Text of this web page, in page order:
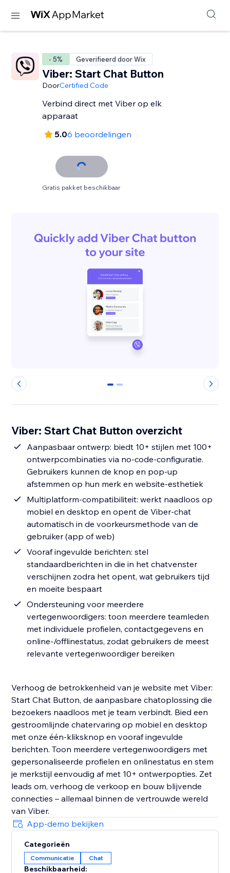
- 5% Geverifieerd door Wix
Viber: Start Chat Button
DoorCertified Code
Verbind direct met Viber op elk
apparaat
5.06 beoordelingen
Gratis pakket beschikbaar
0 1
Viber: Start Chat Button overzicht
Aanpasbaar ontwerp: biedt 10+ stijlen met 100+
ontwerpcombinaties via no-code-configuratie.
Gebruikers kunnen de knop en pop-up
afstemmen op hun merk en website-esthetiek
Multiplatform-compatibiliteit: werkt naadloos op
mobiel en desktop en opent de Viber-chat
automatisch in de voorkeursmethode van de
gebruiker (app of web)
Vooraf ingevulde berichten: stel
standaardberichten in die in het chatvenster
verschijnen zodra het opent, wat gebruikers tijd
en moeite bespaart
Ondersteuning voor meerdere
vertegenwoordigers: toon meerdere teamleden
met individuele profielen, contactgegevens en
online-/offlinestatus, zodat gebruikers de meest
relevante vertegenwoordiger bereiken
Verhoog de betrokkenheid van je website met Viber:
Start Chat Button, de aanpasbare chatoplossing die
bezoekers naadloos met je team verbindt. Bied een
gestroomlijnde chatervaring op mobiel en desktop
met onze één-kliksknop en vooraf ingevulde
berichten. Toon meerdere vertegenwoordigers met
gepersonaliseerde profielen en onlinestatus en stem
je merkstijl eenvoudig af met 10+ ontwerpopties. Zet
leads om, verhoog de verkoop en bouw blijvende
connecties – allemaal binnen de vertrouwde wereld
van Viber.
App-demo bekijken
Categorieën
Communicatie Chat
Beschikbaarheid: